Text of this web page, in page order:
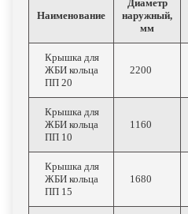
Наименование
Диаметр
наружный,
мм
Крышка для
ЖБИ кольца
ПП 20
2200
Крышка для
ЖБИ кольца
ПП 10
1160
Крышка для
ЖБИ кольца
ПП 15
1680